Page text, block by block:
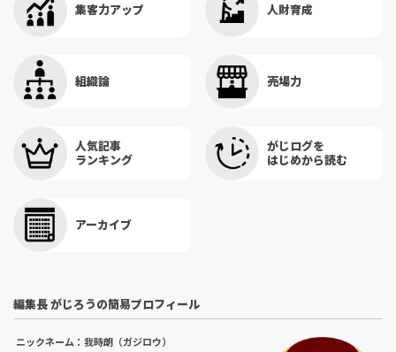
集客力アップ 人財育成
組織論 売場力
人気記事
ランキング
がじログを
はじめから読む
アーカイブ
編集長 がじろうの簡易プロフィール
ニックネーム：我時朗（ガジロウ）